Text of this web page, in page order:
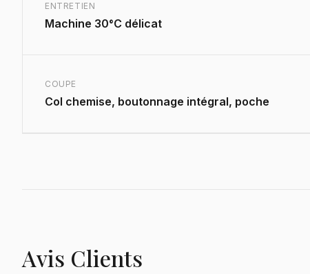
ENTRETIEN
Machine 30°C délicat
COUPE
Col chemise, boutonnage intégral, poche
Avis Clients